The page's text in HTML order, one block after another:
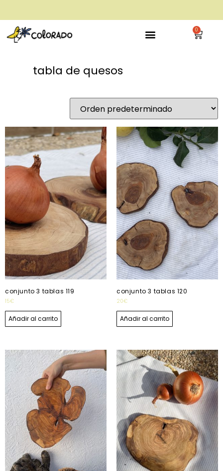
envío gratis a partir de 28€ 0
tabla de quesos
conjunto 3 tablas 119
15€
Añadir al carrito
conjunto 3 tablas 120
20€
Añadir al carrito